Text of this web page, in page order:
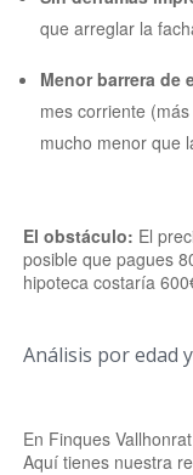
que arreglar la
Menor barrera de
mes corriente
mucho menor que
El obstáculo: El
posible que pagues
hipoteca costaría
Análisis por edad
En Finques
Aquí tienes nuestra